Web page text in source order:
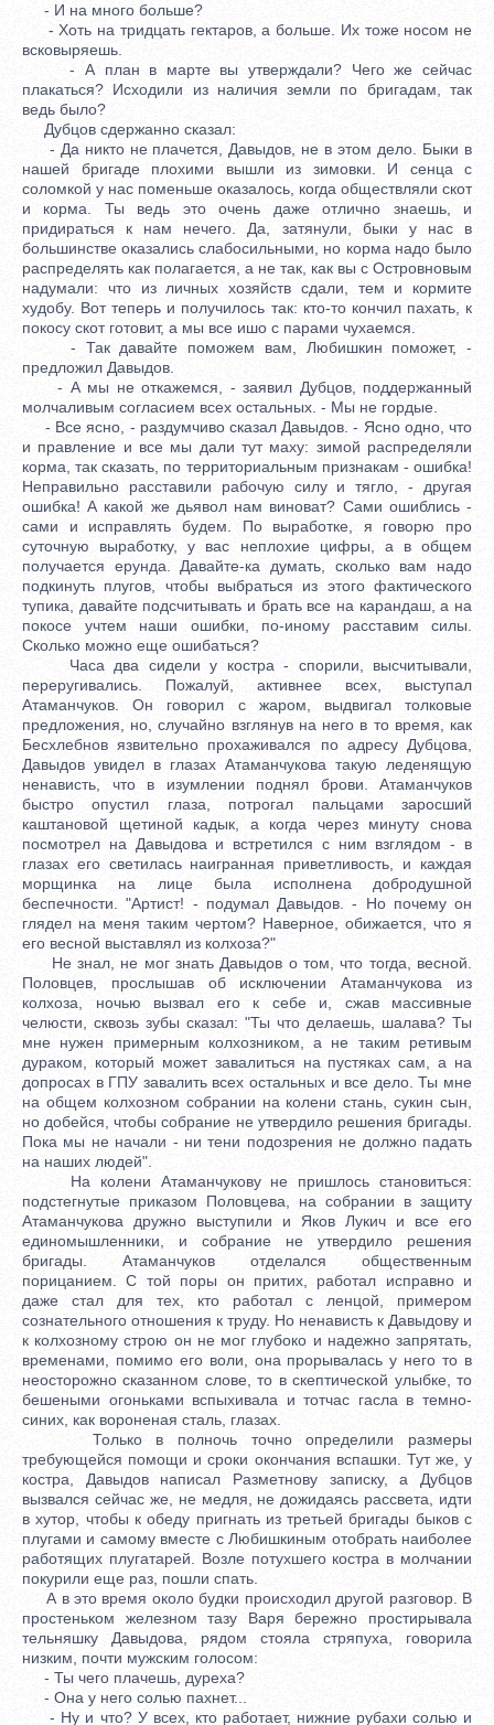
- И на много больше?
- Хоть на тридцать гектаров, а больше. Их тоже носом не
всковыряешь.
- А план в марте вы утверждали? Чего же сейчас
плакаться? Исходили из наличия земли по бригадам, так
ведь было?
Дубцов сдержанно сказал:
- Да никто не плачется, Давыдов, не в этом дело. Быки в
нашей бригаде плохими вышли из зимовки. И сенца с
соломкой у нас поменьше оказалось, когда обществляли скот
и корма. Ты ведь это очень даже отлично знаешь, и
придираться к нам нечего. Да, затянули, быки у нас в
большинстве оказались слабосильными, но корма надо было
распределять как полагается, а не так, как вы с Островновым
надумали: что из личных хозяйств сдали, тем и кормите
худобу. Вот теперь и получилось так: кто-то кончил пахать, к
покосу скот готовит, а мы все ишо с парами чухаемся.
- Так давайте поможем вам, Любишкин поможет, -
предложил Давыдов.
- А мы не откажемся, - заявил Дубцов, поддержанный
молчаливым согласием всех остальных. - Мы не гордые.
- Все ясно, - раздумчиво сказал Давыдов. - Ясно одно, что
и правление и все мы дали тут маху: зимой распределяли
корма, так сказать, по территориальным признакам - ошибка!
Неправильно расставили рабочую силу и тягло, - другая
ошибка! А какой же дьявол нам виноват? Сами ошиблись -
сами и исправлять будем. По выработке, я говорю про
суточную выработку, у вас неплохие цифры, а в общем
получается ерунда. Давайте-ка думать, сколько вам надо
подкинуть плугов, чтобы выбраться из этого фактического
тупика, давайте подсчитывать и брать все на карандаш, а на
покосе учтем наши ошибки, по-иному расставим силы.
Сколько можно еще ошибаться?
Часа два сидели у костра - спорили, высчитывали,
переругивались. Пожалуй, активнее всех, выступал
Атаманчуков. Он говорил с жаром, выдвигал толковые
предложения, но, случайно взглянув на него в то время, как
Бесхлебнов язвительно прохаживался по адресу Дубцова,
Давыдов увидел в глазах Атаманчукова такую леденящую
ненависть, что в изумлении поднял брови. Атаманчуков
быстро опустил глаза, потрогал пальцами заросший
каштановой щетиной кадык, а когда через минуту снова
посмотрел на Давыдова и встретился с ним взглядом - в
глазах его светилась наигранная приветливость, и каждая
морщинка на лице была исполнена добродушной
беспечности. "Артист! - подумал Давыдов. - Но почему он
глядел на меня таким чертом? Наверное, обижается, что я
его весной выставлял из колхоза?"
Не знал, не мог знать Давыдов о том, что тогда, весной.
Половцев, прослышав об исключении Атаманчукова из
колхоза, ночью вызвал его к себе и, сжав массивные
челюсти, сквозь зубы сказал: "Ты что делаешь, шалава? Ты
мне нужен примерным колхозником, а не таким ретивым
дураком, который может завалиться на пустяках сам, а на
допросах в ГПУ завалить всех остальных и все дело. Ты мне
на общем колхозном собрании на колени стань, сукин сын,
но добейся, чтобы собрание не утвердило решения бригады.
Пока мы не начали - ни тени подозрения не должно падать
на наших людей".
На колени Атаманчукову не пришлось становиться:
подстегнутые приказом Половцева, на собрании в защиту
Атаманчукова дружно выступили и Яков Лукич и все его
единомышленники, и собрание не утвердило решения
бригады. Атаманчуков отделался общественным
порицанием. С той поры он притих, работал исправно и
даже стал для тех, кто работал с ленцой, примером
сознательного отношения к труду. Но ненависть к Давыдову и
к колхозному строю он не мог глубоко и надежно запрятать,
временами, помимо его воли, она прорывалась у него то в
неосторожно сказанном слове, то в скептической улыбке, то
бешеными огоньками вспыхивала и тотчас гасла в темно-
синих, как вороненая сталь, глазах.
Только в полночь точно определили размеры
требующейся помощи и сроки окончания вспашки. Тут же, у
костра, Давыдов написал Разметнову записку, а Дубцов
вызвался сейчас же, не медля, не дожидаясь рассвета, идти
в хутор, чтобы к обеду пригнать из третьей бригады быков с
плугами и самому вместе с Любишкиным отобрать наиболее
работящих плугатарей. Возле потухшего костра в молчании
покурили еще раз, пошли спать.
А в это время около будки происходил другой разговор. В
простеньком железном тазу Варя бережно простирывала
тельняшку Давыдова, рядом стояла стряпуха, говорила
низким, почти мужским голосом:
- Ты чего плачешь, дуреха?
- Она у него солью пахнет...
- Ну и что? У всех, кто работает, нижние рубахи солью и